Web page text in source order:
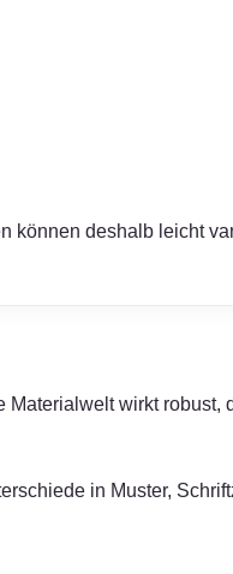
können deshalb leicht
wirkt robust,
in Muster,